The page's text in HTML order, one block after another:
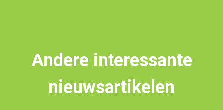
Andere interessante
nieuwsartikelen